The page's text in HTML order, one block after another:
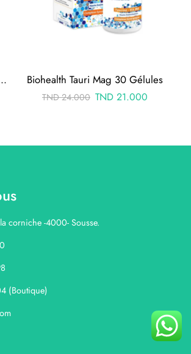
900 30 capsules Biohealth Tauri Mag 30 Gélules
TND24.000 TND 21.000
corniche -4000- Sousse.
(Boutique)